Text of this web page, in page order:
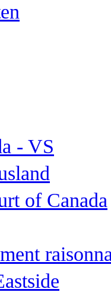
- VS
of Canada